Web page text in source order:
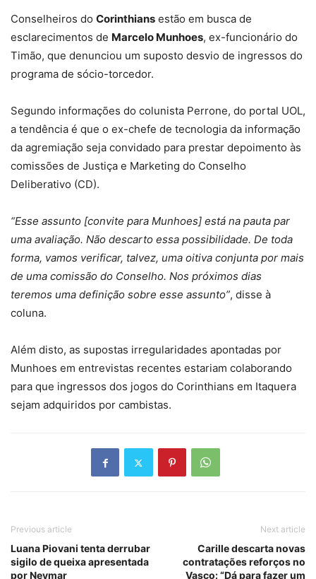
Conselheiros do Corinthians estão em busca de
esclarecimentos de Marcelo Munhoes, ex-funcionário do
Timão, que denunciou um suposto desvio de ingressos do
programa de sócio-torcedor.
Segundo informações do colunista Perrone, do portal UOL,
a tendência é que o ex-chefe de tecnologia da informação
da agremiação seja convidado para prestar depoimento às
comissões de Justiça e Marketing do Conselho
Deliberativo (CD).
“Esse assunto [convite para Munhoes] está na pauta par
uma avaliação. Não descarto essa possibilidade. De toda
forma, vamos verificar, talvez, uma oitiva conjunta por mais
de uma comissão do Conselho. Nos próximos dias
teremos uma definição sobre esse assunto”, disse à
coluna.
Além disto, as supostas irregularidades apontadas por
Munhoes em entrevistas recentes estariam colaborando
para que ingressos dos jogos do Corinthians em Itaquera
sejam adquiridos por cambistas.
Previous article
Luana Piovani tenta derrubar
sigilo de queixa apresentada
por Neymar
Next article
Carille descarta novas
contratações reforços no
Vasco: “Dá para fazer um